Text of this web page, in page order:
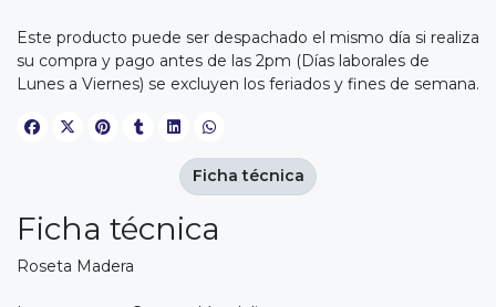
Este producto puede ser despachado el mismo día si realiza
su compra y pago antes de las 2pm (Días laborales de
Lunes a Viernes) se excluyen los feriados y fines de semana.
Ficha técnica
Roseta Madera
Ficha técnica